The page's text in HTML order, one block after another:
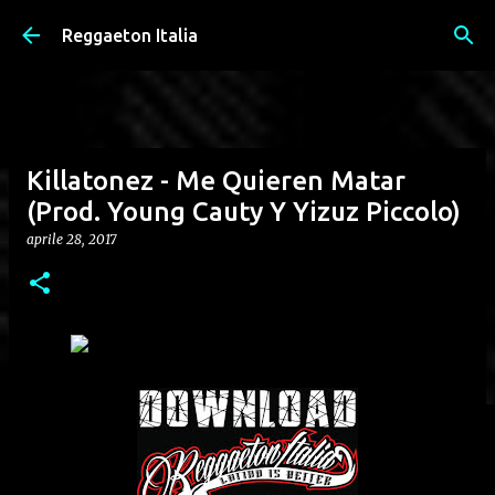
Passa ai contenuti principali
Reggaeton Italia
Killatonez - Me Quieren Matar
(Prod. Young Cauty Y Yizuz Piccolo)
aprile 28, 2017